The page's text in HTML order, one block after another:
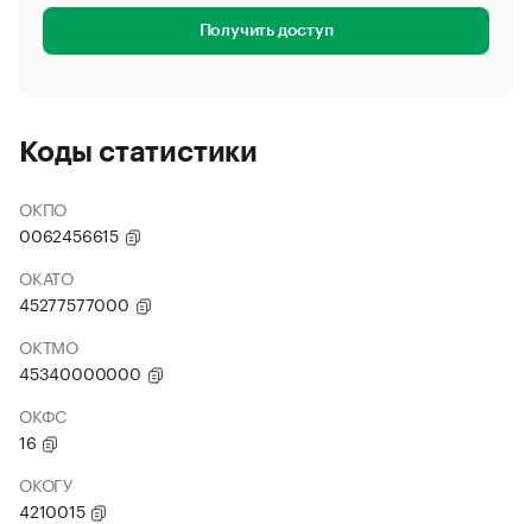
Получить доступ
Коды статистики
ОКПО
0062456615
ОКАТО
45277577000
ОКТМО
45340000000
ОКФС
16
ОКОГУ
4210015